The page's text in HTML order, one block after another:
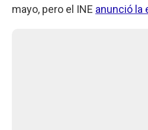
mayo, pero el INE anunció la